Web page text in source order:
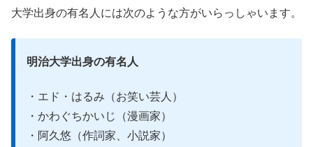
大学出身の有名人には次のような方がいらっしゃいます。
明治大学出身の有名人
・エド・はるみ（お笑い芸人）
・かわぐちかいじ（漫画家）
・阿久悠（作詞家、小説家）